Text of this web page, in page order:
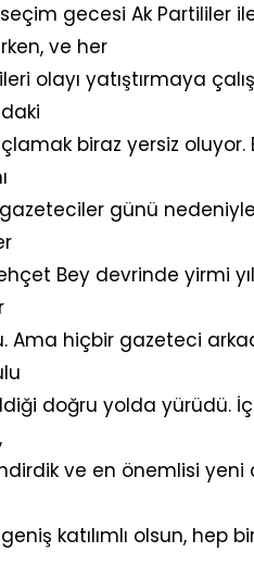
gecesi Ak Partililer
ve her
olayı yatıştırmaya
biraz yersiz
günü
Bey devrinde yirmi
Ama hiçbir gazeteci
doğru yolda yürüdü.
ve en önemlisi yeni
katılımlı olsun, hep